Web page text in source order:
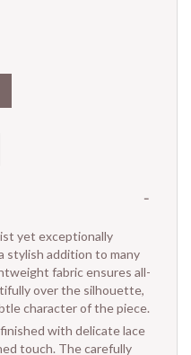
yet exceptionally
stylish addition to many
fabric ensures all-
over the silhouette,
character of the piece.
with delicate lace
touch. The carefully